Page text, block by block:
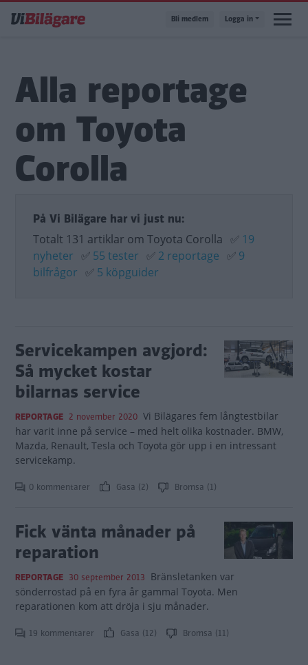
till
Bli medlem Logga in
Alla reportage
om Toyota
Corolla
På Vi Bilägare har vi just nu:
Totalt 131 artiklar om Toyota Corolla ✅ 19
nyheter ✅ 55 tester ✅ 2 reportage ✅ 9
bilfrågor ✅ 5 köpguider
Servicekampen avgjord:
Så mycket kostar
bilarnas service
REPORTAGE 2 november 2020 Vi Bilägares fem långtestbilar
har varit inne på service – med helt olika kostnader. BMW,
Mazda, Renault, Tesla och Toyota gör upp i en intressant
servicekamp.
0 kommentarer Gasa (2) Bromsa (1)
Fick vänta månader på
reparation
REPORTAGE 30 september 2013 Bränsletanken var
sönderrostad på en fyra år gammal Toyota. Men
reparationen kom att dröja i sju månader.
19 kommentarer Gasa (12) Bromsa (11)